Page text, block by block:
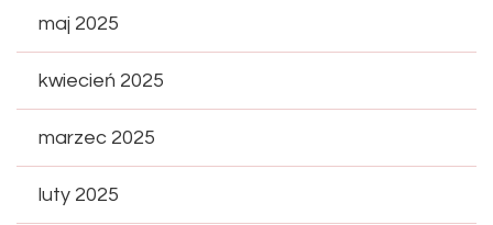
maj 2025
kwiecień 2025
marzec 2025
luty 2025